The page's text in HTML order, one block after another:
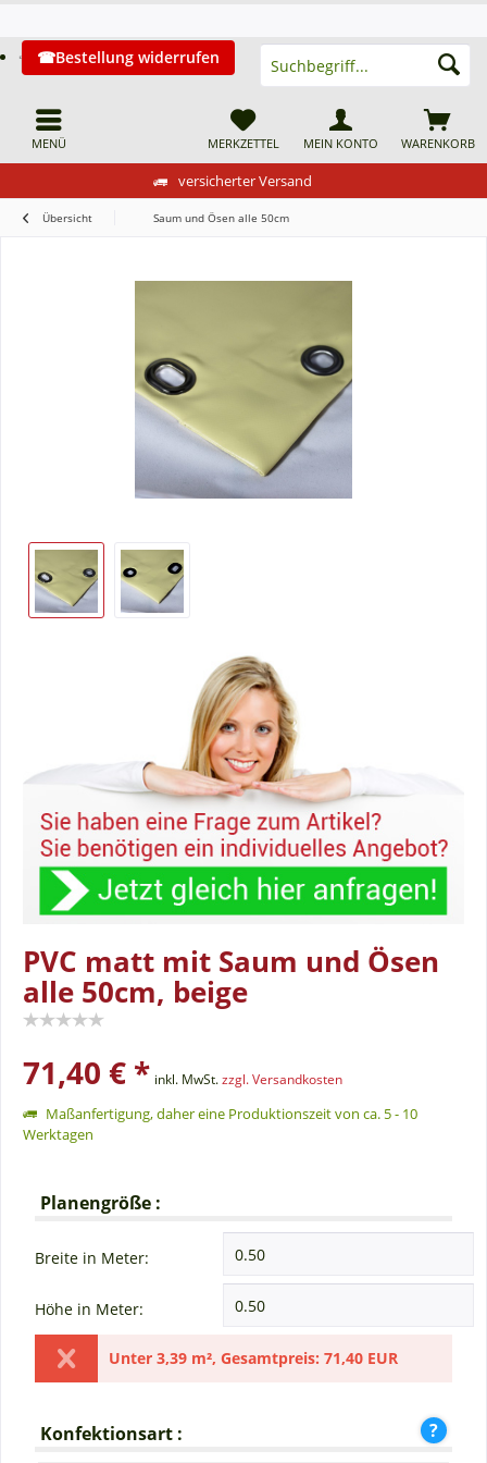
versicherter Versand
MENÜ
Bestellung widerrufen
WARENKORB
MERKZETTEL MEIN KONTO
Übersicht Saum und Ösen alle 50cm
PVC matt mit Saum und Ösen
alle 50cm, beige
71,40 € * inkl. MwSt.zzgl. Versandkosten
Maßanfertigung, daher eine Produktionszeit von ca. 5 - 10
Werktagen
Planengröße :
Breite in Meter:
Höhe in Meter:
Unter 3,39 m², Gesamtpreis: 71,40 EUR
Konfektionsart :